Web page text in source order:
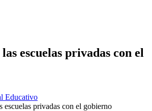
escuelas privadas con el
Educativo
escuelas privadas con el gobierno